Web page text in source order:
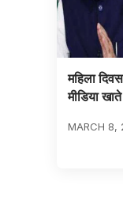
महिला
मीडिया
MARCH 8,